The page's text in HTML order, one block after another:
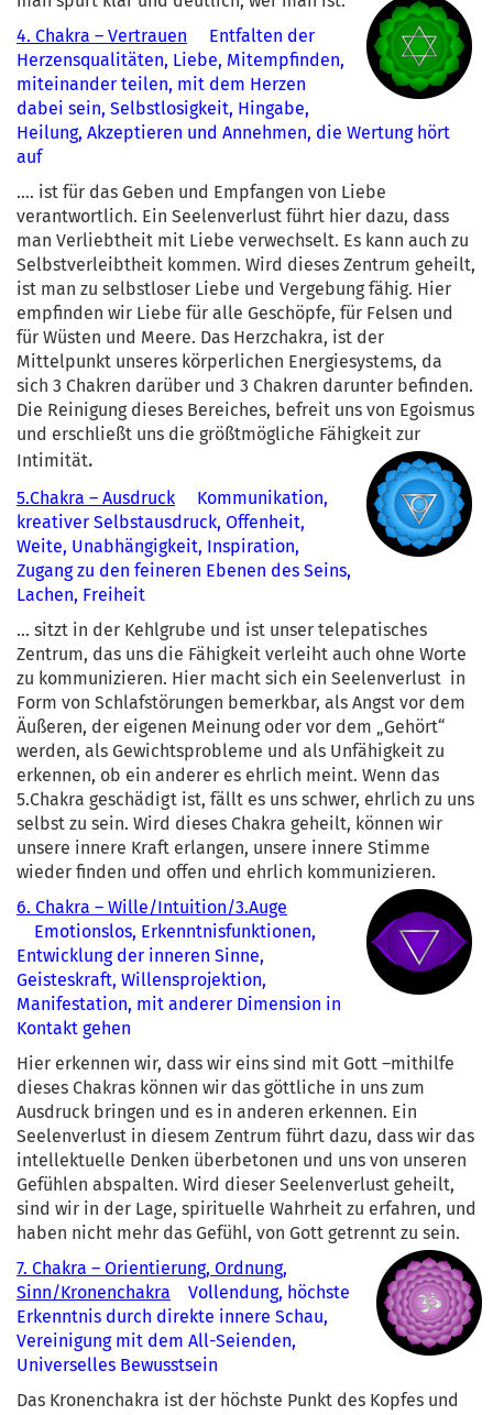
4. Chakra – Vertrauen Entfalten der
Herzensqualitäten, Liebe, Mitempfinden,
miteinander teilen, mit dem Herzen
dabei sein, Selbstlosigkeit, Hingabe,
Heilung, Akzeptieren und Annehmen, die Wertung hört
auf
.... ist für das Geben und Empfangen von Liebe
verantwortlich. Ein Seelenverlust führt hier dazu, dass
man Verliebtheit mit Liebe verwechselt. Es kann auch zu
Selbstverleibtheit kommen. Wird dieses Zentrum geheilt,
ist man zu selbstloser Liebe und Vergebung fähig. Hier
empfinden wir Liebe für alle Geschöpfe, für Felsen und
für Wüsten und Meere. Das Herzchakra, ist der
Mittelpunkt unseres körperlichen Energiesystems, da
sich 3 Chakren darüber und 3 Chakren darunter befinden.
Die Reinigung dieses Bereiches, befreit uns von Egoismus
und erschließt uns die größtmögliche Fähigkeit zur
Intimität.
5.Chakra – Ausdruck Kommunikation,
kreativer Selbstausdruck, Offenheit,
Weite, Unabhängigkeit, Inspiration,
Zugang zu den feineren Ebenen des Seins,
Lachen, Freiheit
... sitzt in der Kehlgrube und ist unser telepatisches
Zentrum, das uns die Fähigkeit verleiht auch ohne Worte
zu kommunizieren. Hier macht sich ein Seelenverlust in
Form von Schlafstörungen bemerkbar, als Angst vor dem
Äußeren, der eigenen Meinung oder vor dem „Gehört“
werden, als Gewichtsprobleme und als Unfähigkeit zu
erkennen, ob ein anderer es ehrlich meint. Wenn das
5.Chakra geschädigt ist, fällt es uns schwer, ehrlich zu uns
selbst zu sein. Wird dieses Chakra geheilt, können wir
unsere innere Kraft erlangen, unsere innere Stimme
wieder finden und offen und ehrlich kommunizieren.
6. Chakra – Wille/Intuition/3.Auge
Emotionslos, Erkenntnisfunktionen,
Entwicklung der inneren Sinne,
Geisteskraft, Willensprojektion,
Manifestation, mit anderer Dimension in
Kontakt gehen
Hier erkennen wir, dass wir eins sind mit Gott –mithilfe
dieses Chakras können wir das göttliche in uns zum
Ausdruck bringen und es in anderen erkennen. Ein
Seelenverlust in diesem Zentrum führt dazu, dass wir das
intellektuelle Denken überbetonen und uns von unseren
Gefühlen abspalten. Wird dieser Seelenverlust geheilt,
sind wir in der Lage, spirituelle Wahrheit zu erfahren, und
haben nicht mehr das Gefühl, von Gott getrennt zu sein.
7. Chakra – Orientierung, Ordnung,
Sinn/Kronenchakra Vollendung, höchste
Erkenntnis durch direkte innere Schau,
Vereinigung mit dem All-Seienden,
Universelles Bewusstsein
Das Kronenchakra ist der höchste Punkt des Kopfes und